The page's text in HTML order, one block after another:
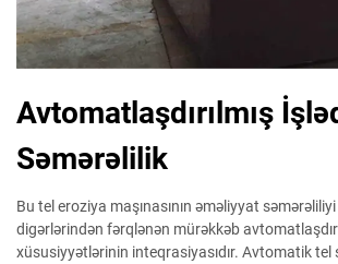
Avtomatlaşdırılmış
Səmərəlilik
Bu tel eroziya maşınasının əməliyyat səmərəliliyi
digərlərindən fərqlənən mürəkkəb
xüsusiyyətlərinin inteqrasiyasıdır. Avtomatik tel